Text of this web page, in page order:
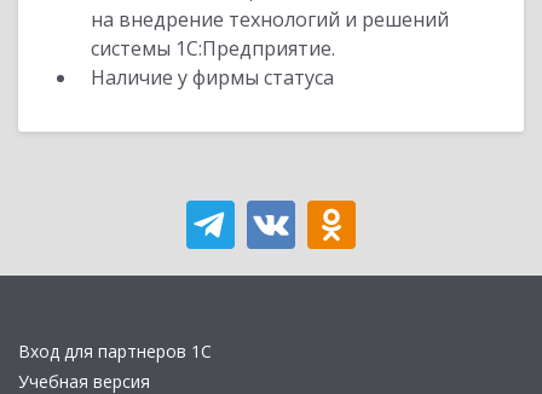
на внедрение технологий и решений
системы 1С:Предприятие.
Наличие у фирмы статуса
Вход для партнеров 1С
Учебная версия